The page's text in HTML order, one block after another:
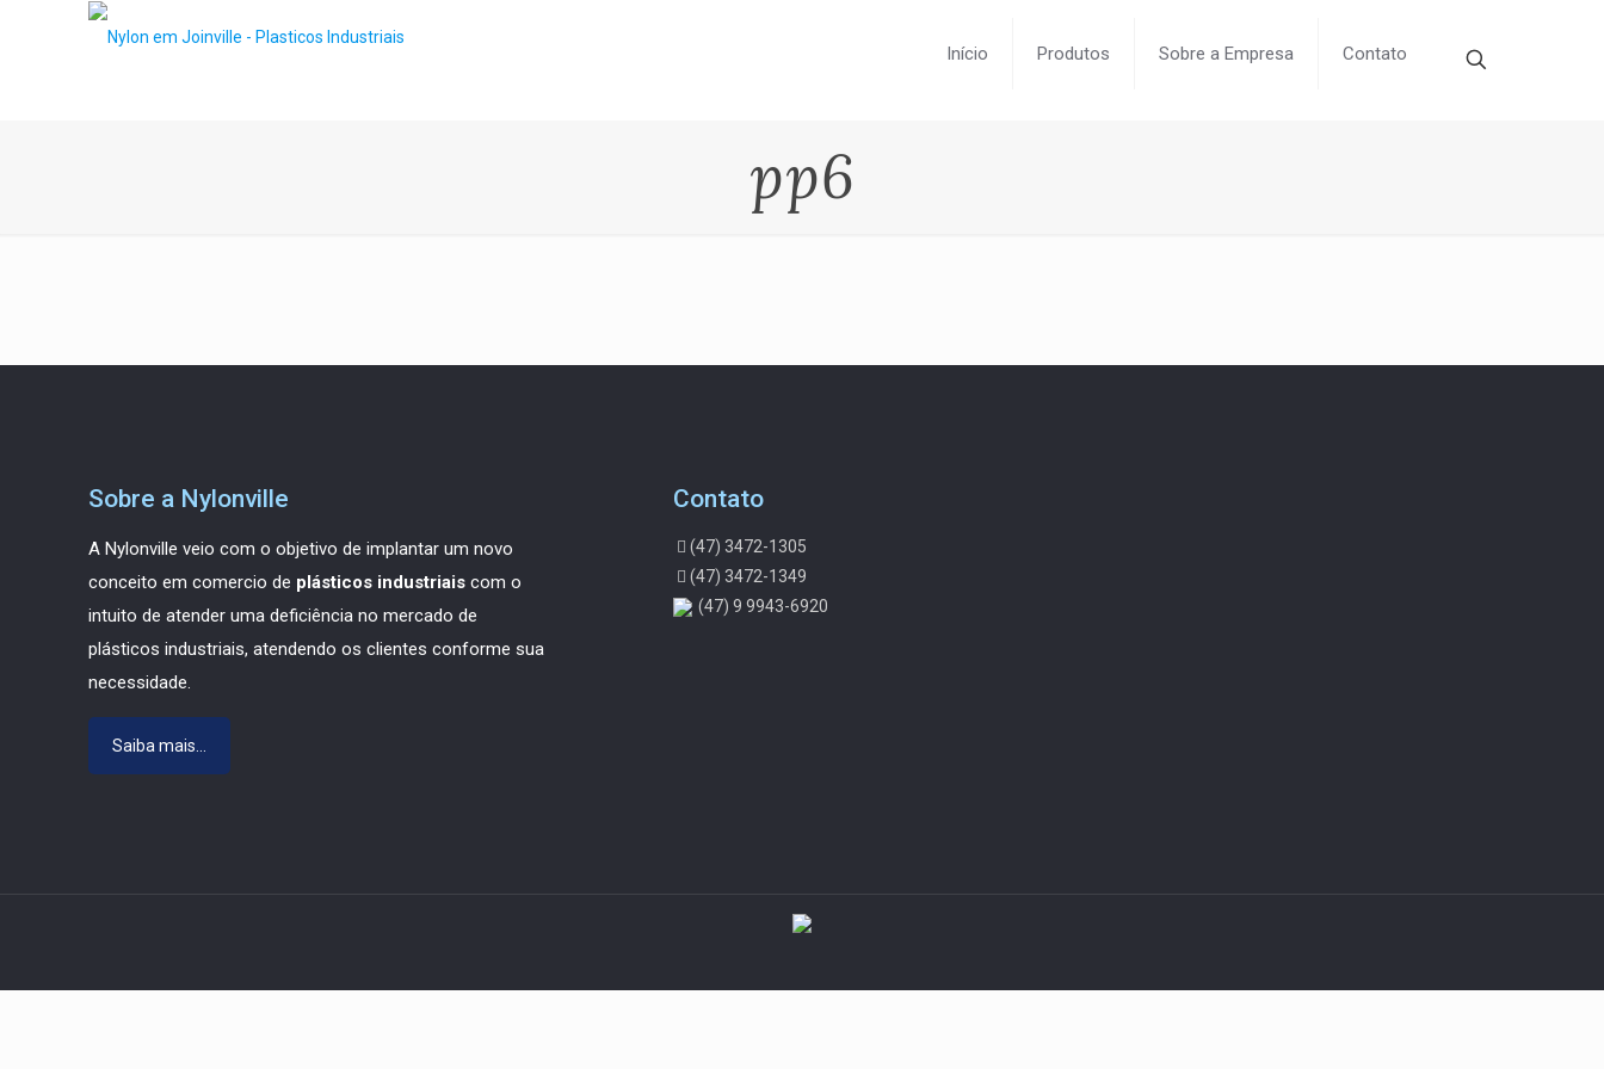
Início Produtos Sobre a Empresa Contato
pp6
Sobre a Nylonville
A Nylonville veio com o objetivo de implantar um novo
conceito em comercio de plásticos industriais com o
intuito de atender uma deficiência no mercado de
plásticos industriais, atendendo os clientes conforme sua
necessidade.
Saiba mais...
Contato
(47) 3472-1305
(47) 3472-1349
(47) 9 9943-6920